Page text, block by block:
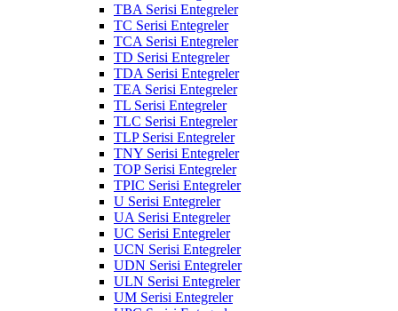
TBA Serisi Entegreler
TC Serisi Entegreler
TCA Serisi Entegreler
TD Serisi Entegreler
TDA Serisi Entegreler
TEA Serisi Entegreler
TL Serisi Entegreler
TLC Serisi Entegreler
TLP Serisi Entegreler
TNY Serisi Entegreler
TOP Serisi Entegreler
TPIC Serisi Entegreler
U Serisi Entegreler
UA Serisi Entegreler
UC Serisi Entegreler
UCN Serisi Entegreler
UDN Serisi Entegreler
ULN Serisi Entegreler
UM Serisi Entegreler